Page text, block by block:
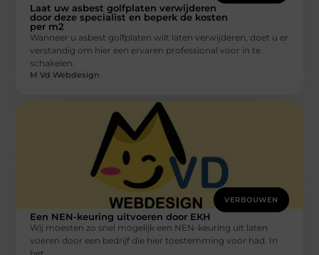
Laat uw asbest golfplaten verwijderen
door deze specialist en beperk de kosten
per m2
Wanneer u asbest golfplaten wilt laten verwijderen, doet u er
verstandig om hier een ervaren professional voor in te
schakelen.
M Vd Webdesign
VERBOUWEN
Een NEN-keuring uitvoeren door EKH
Wij moesten zo snel mogelijk een NEN-keuring uit laten
voeren door een bedrijf die hier toestemming voor had. In